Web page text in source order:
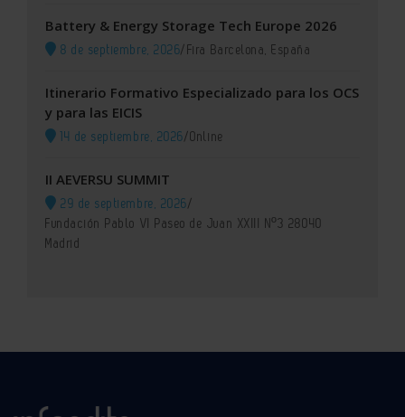
Battery & Energy Storage Tech Europe 2026
8 de septiembre, 2026/Fira Barcelona, España
Itinerario Formativo Especializado para los OCS
y para las EICIS
14 de septiembre, 2026/Online
II AEVERSU SUMMIT
29 de septiembre, 2026/
Fundación Pablo VI Paseo de Juan XXIII Nº3 28040
Madrid